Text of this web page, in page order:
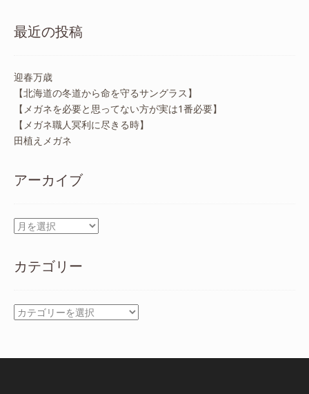
最近の投稿
迎春万歳
【北海道の冬道から命を守るサングラス】
【メガネを必要と思ってない方が実は1番必要】
【メガネ職人冥利に尽きる時】
田植えメガネ
アーカイブ
ア
イ
カテゴリー
カ